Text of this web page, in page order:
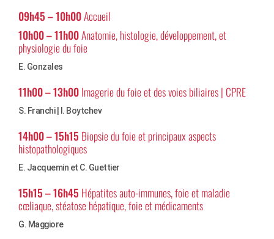
09h45 – 10h00Accueil
10h00 – 11h00Anatomie, histologie, développement, et
physiologie du foie
E. Gonzales
11h00 – 13h00Imagerie du foie et des voies biliaires | CPRE
S. Franchi | I. Boytchev
14h00 – 15h15 Biopsie du foie et principaux aspects
histopathologiques
E. Jacquemin et C. Guettier
15h15 – 16h45 Hépatites auto-immunes, foie et maladie
cœliaque, stéatose hépatique, foie et médicaments
G. Maggiore